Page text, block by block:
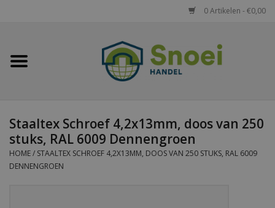
0 Artikelen - €0,00
Home
Damwandplaten
Dakpanplaten
Staaltex Schroef 4,2x13mm, doos van 250
stuks, RAL 6009 Dennengroen
HOME/ STAALTEX SCHROEF 4,2X13MM, DOOS VAN 250 STUKS, RAL 6009
DENNENGROEN